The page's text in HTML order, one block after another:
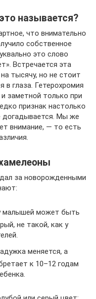
называется?
что внимательно
собственное
это слово
Встречается эта
тысячу, но не стоит
в глаза. Гетерохромия
заметной только при
признак настолько
догадывается. Мы же
внимание, — то есть
за новорожденными
малышей может быть
не такой, как у
меняется, а
к 10–12 годам